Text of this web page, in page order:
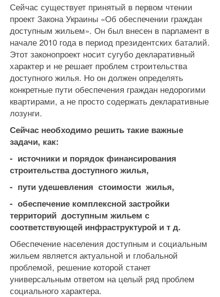
Сейчас существует принятый в первом чтении
проект Закона Украины «Об обеспечении граждан
доступным жильем». Он был внесен в парламент в
начале 2010 года в период президентских баталий.
Этот законопроект носит сугубо декларативный
характер и не решает проблем строительства
доступного жилья. Но он должен определять
конкретные пути обеспечения граждан недорогими
квартирами, а не просто содержать декларативные
лозунги.
Сейчас необходимо решить такие важные
задачи, как:
- источники и порядок финансирования
строительства доступного жилья,
- пути удешевления стоимости жилья,
- обеспечение комплексной застройки
территорий доступным жильем с
соответствующей инфраструктурой и т д.
Обеспечение населения доступным и социальным
жильем является актуальной и глобальной
проблемой, решение которой станет
универсальным ответом на целый ряд проблем
социального характера.